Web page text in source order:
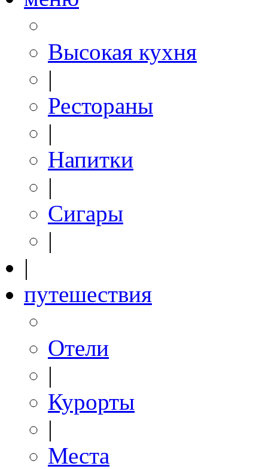
Высокая кухня
|
Рестораны
|
Напитки
|
Сигары
|
|
путешествия
Отели
|
Курорты
|
Места